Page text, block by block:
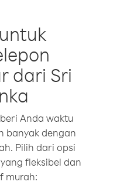
dari Sri
Anda waktu
banyak dengan
Pilih dari opsi
fleksibel dan
murah: